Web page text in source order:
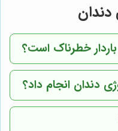
دندان
باردار خطرناک است؟
دندان انجام داد؟